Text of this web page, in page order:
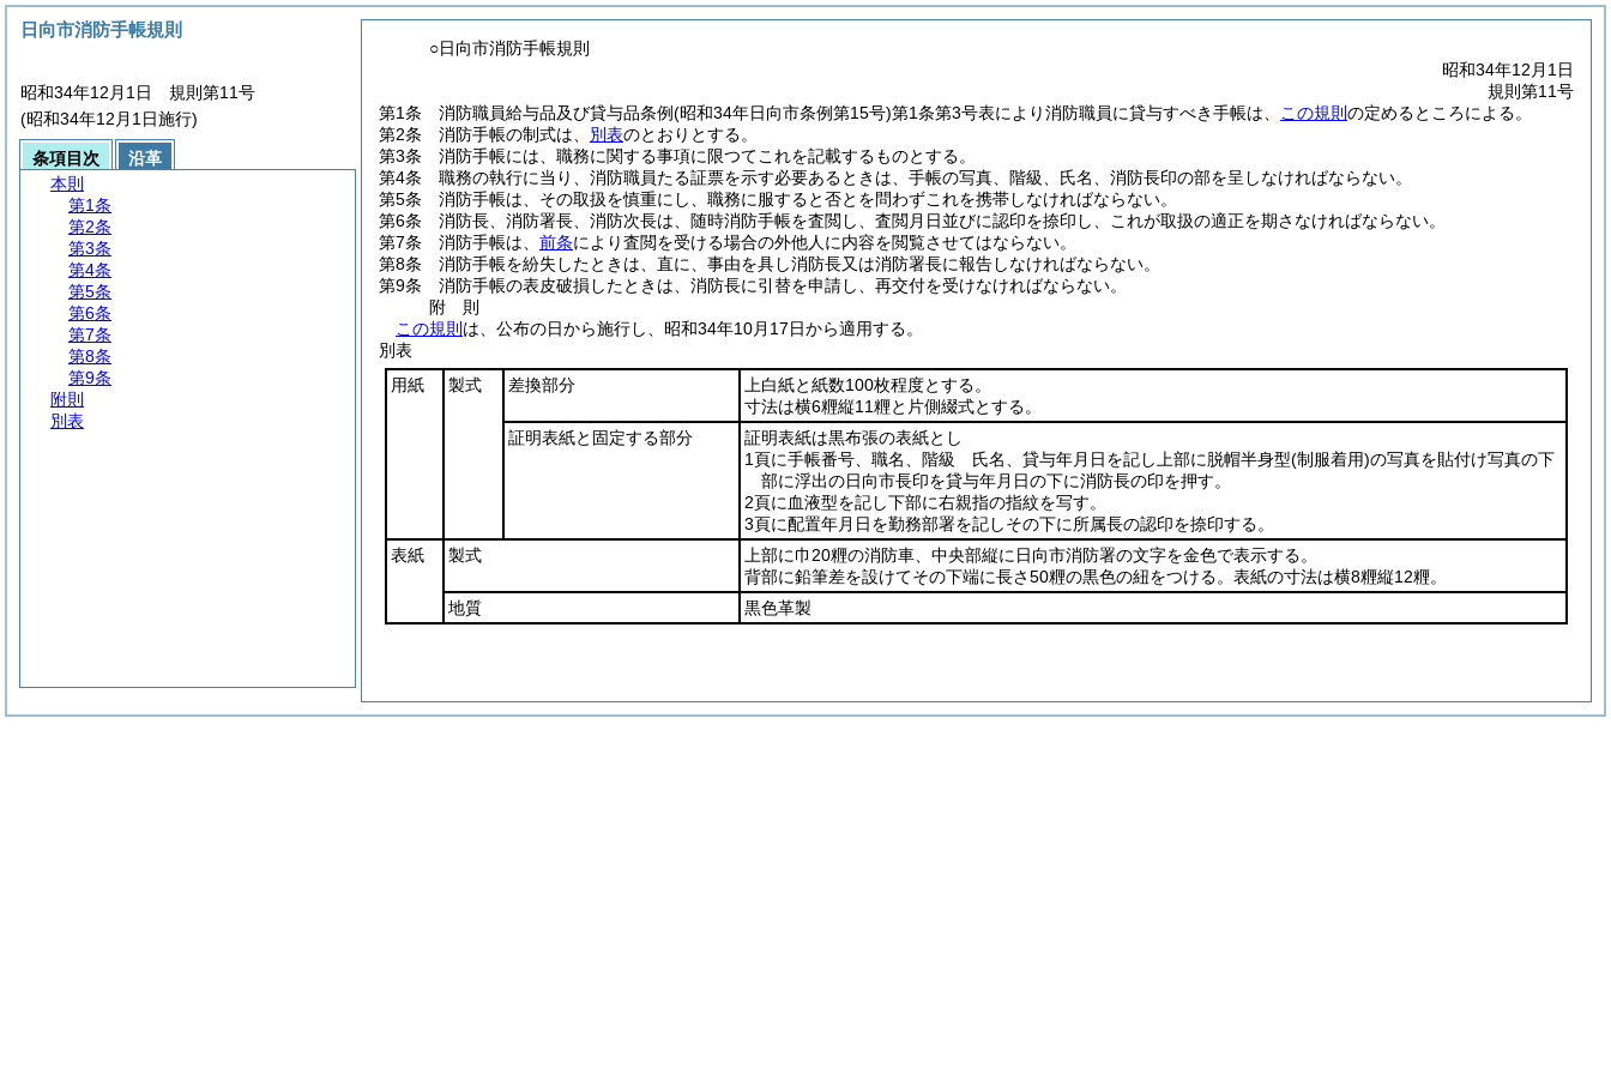
○日向市消防手帳規則
昭和34年12月1日
規則第11号
第1条
消防職員給与品及び貸与品条例(昭和34年日向市条例第15号)第1条第3号表により消防職員に貸与すべき手帳は、 この規則 の定めるところによる。
第2条
消防手帳の制式は、 別表のとおりとする。
第3条
消防手帳には、職務に関する事項に限つてこれを記載するものとする。
第4条
職務の執行に当り、消防職員たる証票を示す必要あるときは、手帳の写真、階級、氏名、消防長印の部を呈しなければならない。
第5条
消防手帳は、その取扱を慎重にし、職務に服すると否とを問わずこれを携帯しなければならない。
第6条
消防長、消防署長、消防次長は、随時消防手帳を査閲し、査閲月日並びに認印を捺印し、これが取扱の適正を期さなければならない。
第7条
消防手帳は、 前条により査閲を受ける場合の外他人に内容を閲覧させてはならない。
第8条
消防手帳を紛失したときは、直に、事由を具し消防長又は消防署長に報告しなければならない。
第9条
消防手帳の表皮破損したときは、消防長に引替を申請し、再交付を受けなければならない。
附 則
この規則 は、公布の日から施行し、昭和34年10月17日から適用する。
別表
用紙
製式 差換部分
上白紙と紙数100枚程度とする。
寸法は横6糎縦11糎と片側綴式とする。
証明表紙と固定する部分
証明表紙は黒布張の表紙とし
1頁に手帳番号、職名、階級 氏名、貸与年月日を記し上部に脱帽半身型(制服着用)の写真を貼付け写真の下
部に浮出の日向市長印を貸与年月日の下に消防長の印を押す。
2頁に血液型を記し下部に右親指の指紋を写す。
3頁に配置年月日を勤務部署を記しその下に所属長の認印を捺印する。
表紙
製式
上部に巾20糎の消防車、中央部縦に日向市消防署の文字を金色で表示する。
背部に鉛筆差を設けてその下端に長さ50糎の黒色の紐をつける。表紙の寸法は横8糎縦12糎。
地質
黒色革製
日向市消防手帳規則
昭和34年12月1日 規則第11号
(昭和34年12月1日施行)
条項目次
沿革
本則
第1条
第2条
第3条
第4条
第5条
第6条
第7条
第8条
第9条
附則
別表